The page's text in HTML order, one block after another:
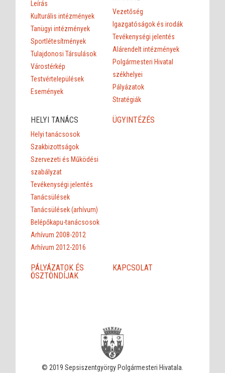
Leírás
Kulturális intézmények
Tanügyi intézmények
Sportlétesítmények
Tulajdonosi Társulások
Várostérkép
Testvértelepülések
Események
Vezetőség
Igazgatóságok és irodák
Tevékenységi jelentés
Alárendelt intézmények
Polgármesteri Hivatal
székhelyei
Pályázatok
Stratégiák
HELYI TANÁCS
Helyi tanácsosok
Szakbizottságok
Szervezeti és Működési
szabályzat
Tevékenységi jelentés
Tanácsülések
Tanácsülések (arhívum)
Belépőkapu-tanácsosok
Arhívum 2008-2012
Arhívum 2012-2016
ÜGYINTÉZÉS
PÁLYÁZATOK ÉS
ÖSZTÖNDÍJAK
KAPCSOLAT
© 2019 Sepsiszentgyörgy Polgármesteri Hivatala.